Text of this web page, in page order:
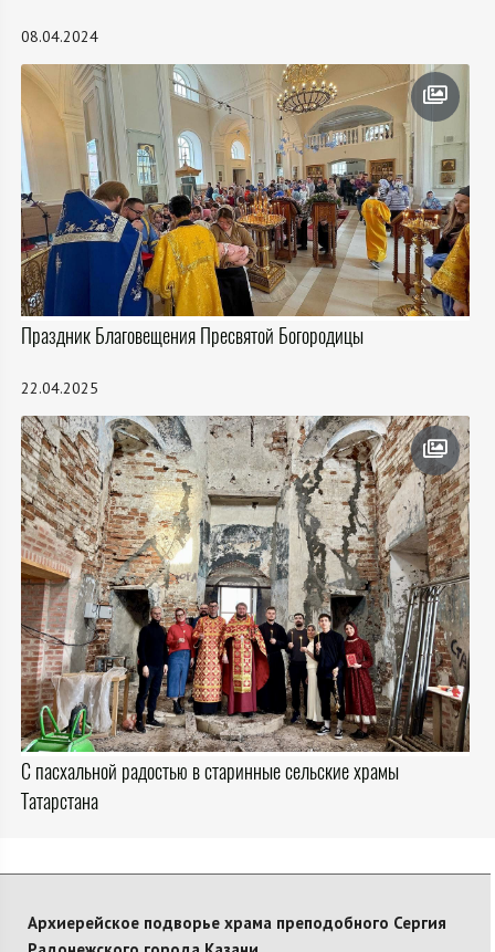
08.04.2024
Праздник Благовещения Пресвятой Богородицы
22.04.2025
С пасхальной радостью в старинные сельские храмы
Татарстана
Архиерейское подворье храма преподобного Сергия